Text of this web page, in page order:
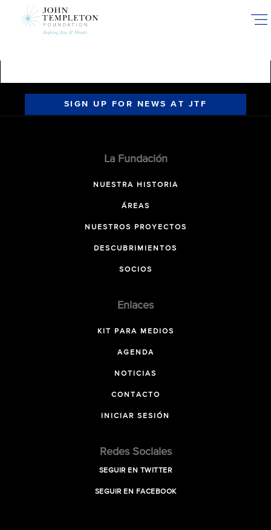
SIGN UP FOR NEWS AT JTF
La Fundación
NUESTRA HISTORIA
ÁREAS
NUESTROS PROYECTOS
DESCUBRIMIENTOS
SOCIOS
Enlaces
KIT PARA MEDIOS
AGENDA
NOTICIAS
CONTACTO
INICIAR SESIÓN
Redes Sociales
SEGUIR EN TWITTER
SEGUIR EN FACEBOOK